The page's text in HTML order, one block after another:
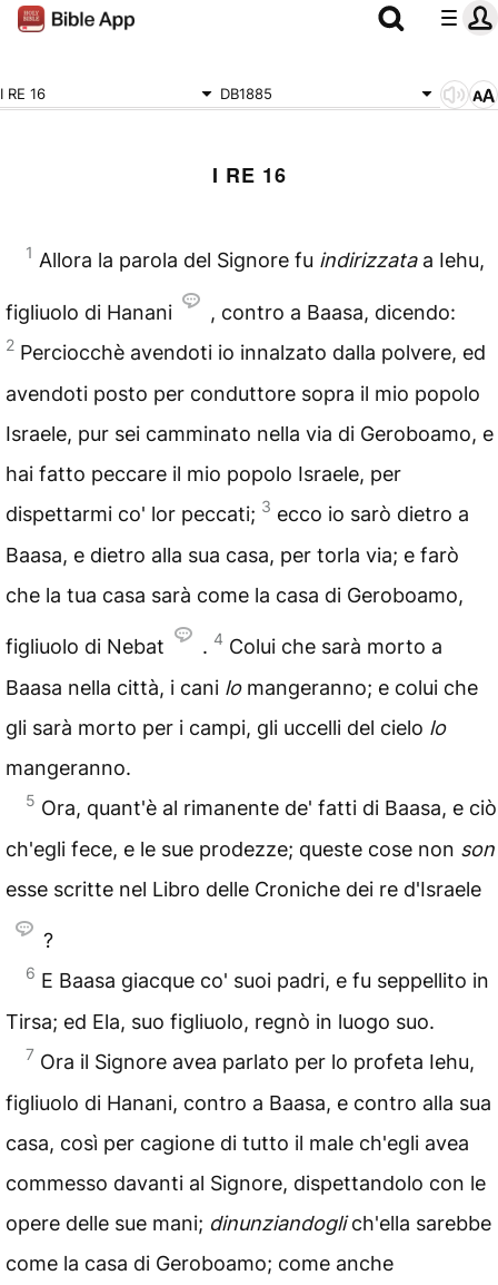
I RE 16 DB1885
I RE 16
1 Allora la parola del Signore fu indirizzataa Iehu,
figliuolo di Hanani , contro a Baasa, dicendo:
2 Perciocchè avendoti io innalzato dalla polvere, ed
avendoti posto per conduttore sopra il mio popolo
Israele, pur sei camminato nella via di Geroboamo, e
hai fatto peccare il mio popolo Israele, per
dispettarmi co' lor peccati; 3 ecco io sarò dietro a
Baasa, e dietro alla sua casa, per torla via; e farò
che la tua casa sarà come la casa di Geroboamo,
figliuolo di Nebat . 4 Colui che sarà morto a
Baasa nella città, i cani lomangeranno; e colui che
gli sarà morto per i campi, gli uccelli del cielo lo
mangeranno.
5 Ora, quant'è al rimanente de' fatti di Baasa, e ciò
ch'egli fece, e le sue prodezze; queste cose non son
esse scritte nel Libro delle Croniche dei re d'Israele
?
6 E Baasa giacque co' suoi padri, e fu seppellito in
Tirsa; ed Ela, suo figliuolo, regnò in luogo suo.
7 Ora il Signore avea parlato per lo profeta Iehu,
figliuolo di Hanani, contro a Baasa, e contro alla sua
casa, così per cagione di tutto il male ch'egli avea
commesso davanti al Signore, dispettandolo con le
opere delle sue mani; dinunziandoglich'ella sarebbe
come la casa di Geroboamo; come anche